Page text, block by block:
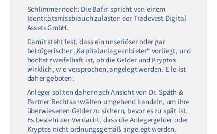
Schlimmer noch: Die Bafin spricht von einem
Identitätsmissbrauch zulasten der Tradevest Digital
Assets GmbH.
Damit steht fest, dass ein unseriöser oder gar
betrügerischer „Kapitalanlageanbieter“ vorliegt, und
höchst zweifelhaft ist, ob die Gelder und Kryptos
wirklich, wie versprochen, angelegt werden. Eile ist
daher geboten.
Anleger sollten daher nach Ansicht von Dr. Späth &
Partner Rechtsanwälten umgehend handeln, um ihre
überwiesenen Gelder zu sichern, bevor es zu spät ist.
Es besteht der Verdacht, dass die Anlegergelder oder
Kryptos nicht ordnungsgemäß angelegt werden.